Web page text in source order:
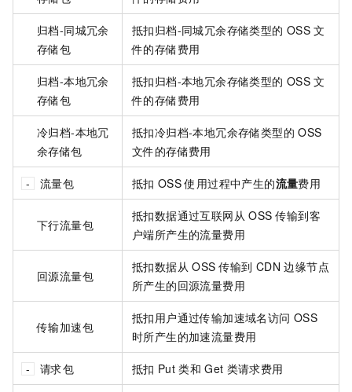
归档-同城冗余
存储包
抵扣归档-同城冗余存储类型的 OSS 文
件的存储费用
归档-本地冗余
存储包
抵扣归档-本地冗余存储类型的 OSS 文
件的存储费用
冷归档-本地冗
余存储包
抵扣冷归档-本地冗余存储类型的 OSS
文件的存储费用
流量包 抵扣 OSS 使用过程中产生的流量费用
下行流量包
抵扣数据通过互联网从 OSS 传输到客
户端所产生的流量费用
回源流量包
抵扣数据从 OSS 传输到 CDN 边缘节点
所产生的回源流量费用
传输加速包
抵扣用户通过传输加速域名访问 OSS
时所产生的加速流量费用
请求包 抵扣 Put 类和 Get 类请求费用